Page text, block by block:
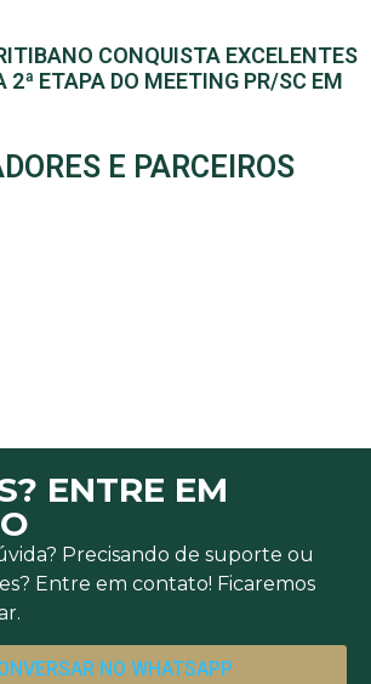
CONQUISTA EXCELENTES
2ª ETAPA DO MEETING PR/SC EM
E PARCEIROS
ENTRE EM
Precisando de suporte ou
Entre em contato! Ficaremos
NO WHATSAPP